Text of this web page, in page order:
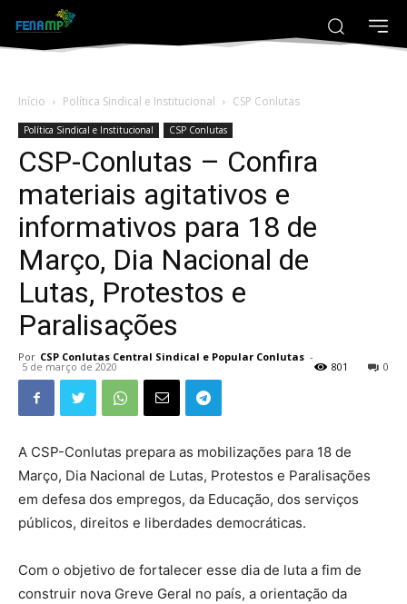
Início Política Sindical e Institucional CSP Conlutas
Política Sindical e Institucional CSP Conlutas
CSP-Conlutas – Confira
materiais agitativos e
informativos para 18 de
Março, Dia Nacional de
Lutas, Protestos e
Paralisações
Por CSP Conlutas Central Sindical e Popular Conlutas -
5 de março de 2020 0
801
A CSP-Conlutas prepara as mobilizações para 18 de
Março, Dia Nacional de Lutas, Protestos e Paralisações
em defesa dos empregos, da Educação, dos serviços
públicos, direitos e liberdades democráticas.
Com o objetivo de fortalecer esse dia de luta a fim de
construir nova Greve Geral no país, a orientação da